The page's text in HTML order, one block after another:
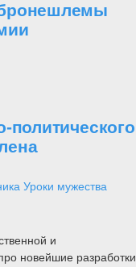
политического
Уроки мужества
и
новейшие разработки